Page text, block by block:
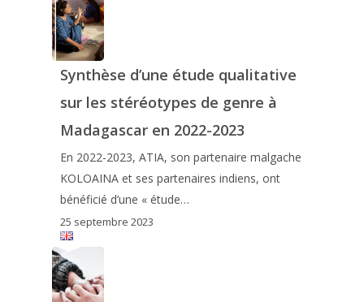
Synthèse d’une étude qualitative
sur les stéréotypes de genre à
Madagascar en 2022-2023
En 2022-2023, ATIA, son partenaire malgache
KOLOAINA et ses partenaires indiens, ont
bénéficié d’une « étude…
25 septembre 2023